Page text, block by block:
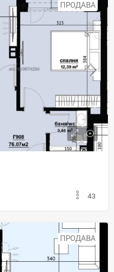
ПРОДАВА
43
ПРОДАВА